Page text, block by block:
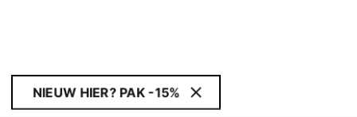
NIEUW HIER? PAK -15%